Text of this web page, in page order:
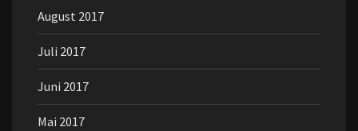
August 2017
Juli 2017
Juni 2017
Mai 2017